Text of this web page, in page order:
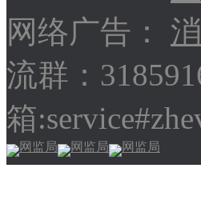
网络广告：
流群：
箱